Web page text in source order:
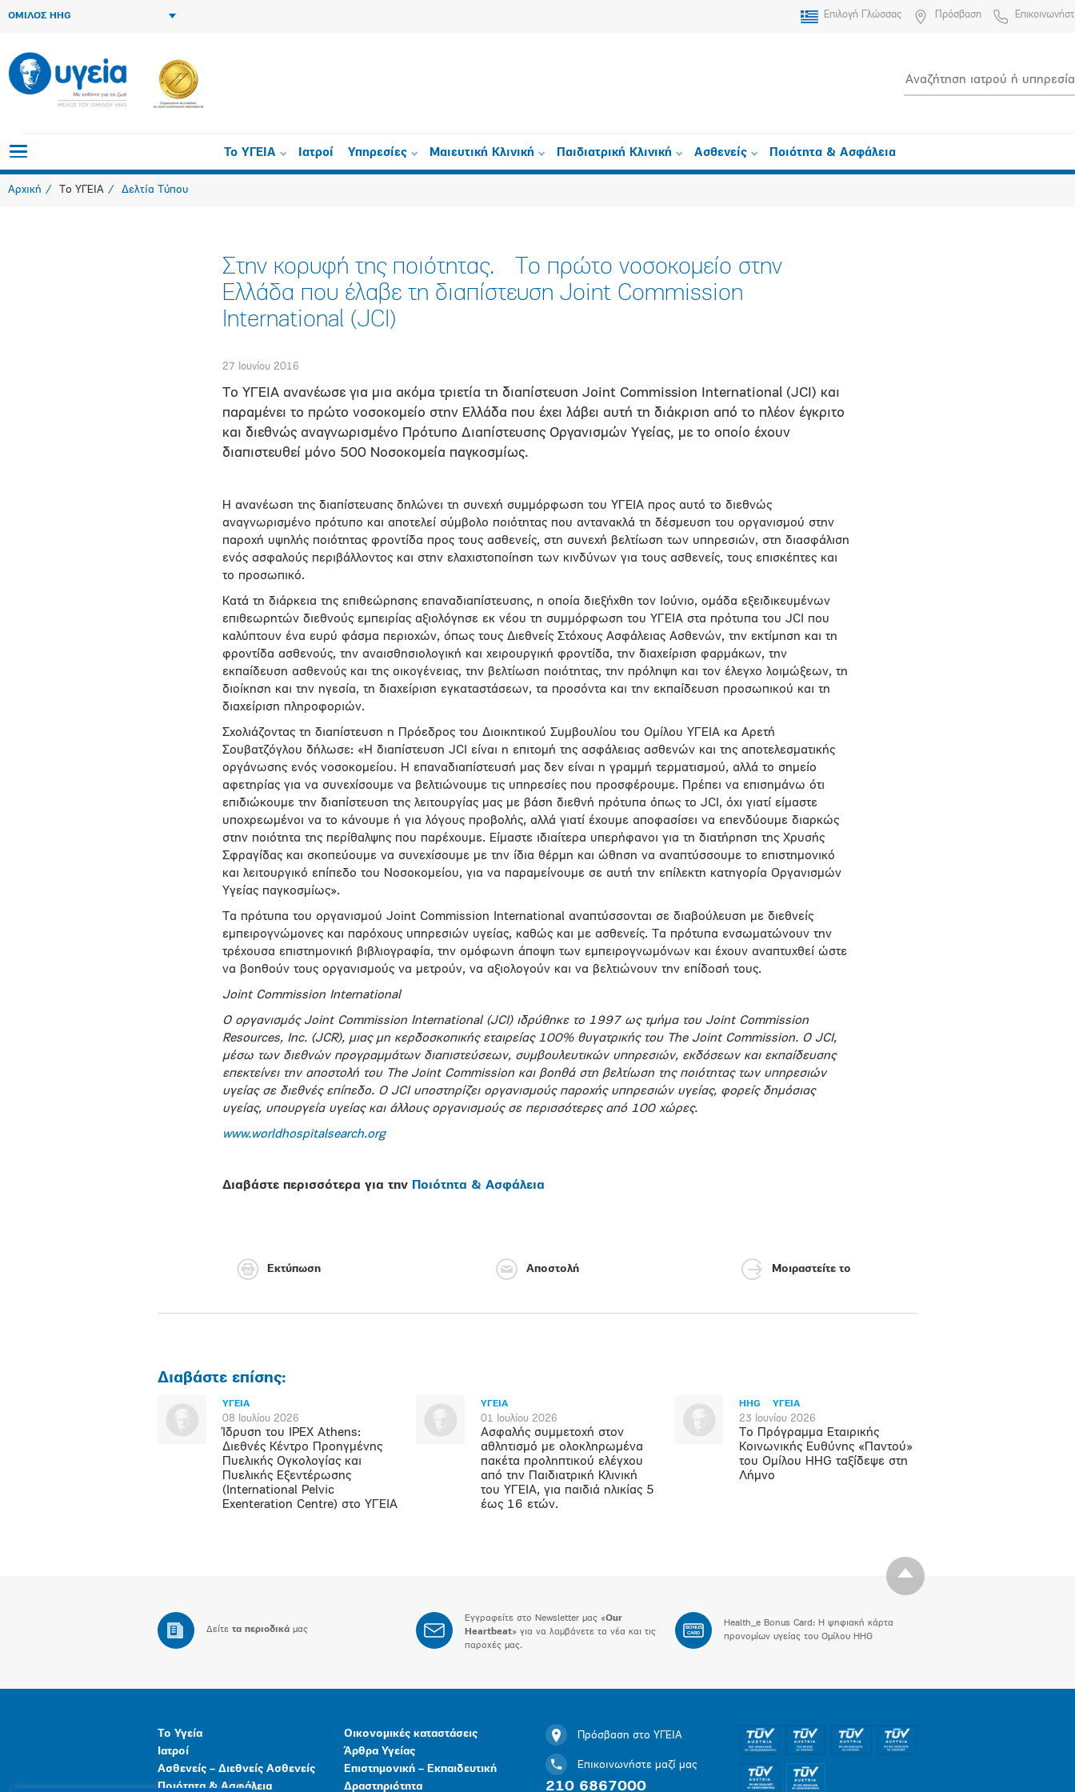
ΟΜΙΛΟΣ HHG Επιλογή Γλώσσας Πρόσβαση
Το ΥΓΕΙΑ Ιατροί Υπηρεσίες Μαιευτική Κλινική Παιδιατρική Κλινική Ασθενείς Ποιότητα & Ασφάλεια
Αρχική Το ΥΓΕΙΑ Δελτία Τύπου
Στην κορυφή της ποιότητας. Το πρώτο νοσοκομείο στην
Ελλάδα που έλαβε τη διαπίστευση Joint Commission
International (JCI)
27 Ιουνίου 2016
Tο ΥΓΕΙΑ ανανέωσε για μια ακόμα τριετία τη διαπίστευση Joint Commission International (JCI) και
παραμένει το πρώτο νοσοκομείο στην Ελλάδα που έχει λάβει αυτή τη διάκριση από το πλέον έγκριτο
και διεθνώς αναγνωρισμένο Πρότυπο Διαπίστευσης Οργανισμών Υγείας, με το οποίο έχουν
διαπιστευθεί μόνο 500 Νοσοκομεία παγκοσμίως.
Η ανανέωση της διαπίστευσης δηλώνει τη συνεχή συμμόρφωση του ΥΓΕΙΑ προς αυτό το διεθνώς
αναγνωρισμένο πρότυπο και αποτελεί σύμβολο ποιότητας που αντανακλά τη δέσμευση του οργανισμού στην
παροχή υψηλής ποιότητας φροντίδα προς τους ασθενείς, στη συνεχή βελτίωση των υπηρεσιών, στη διασφάλιση
ενός ασφαλούς περιβάλλοντος και στην ελαχιστοποίηση των κινδύνων για τους ασθενείς, τους επισκέπτες και
το προσωπικό.
Κατά τη διάρκεια της επιθεώρησης επαναδιαπίστευσης, η οποία διεξήχθη τον Ιούνιο, ομάδα εξειδικευμένων
επιθεωρητών διεθνούς εμπειρίας αξιολόγησε εκ νέου τη συμμόρφωση του ΥΓΕΙΑ στα πρότυπα του JCI που
καλύπτουν ένα ευρύ φάσμα περιοχών, όπως τους Διεθνείς Στόχους Ασφάλειας Ασθενών, την εκτίμηση και τη
φροντίδα ασθενούς, την αναισθησιολογική και χειρουργική φροντίδα, την διαχείριση φαρμάκων, την
εκπαίδευση ασθενούς και της οικογένειας, την βελτίωση ποιότητας, την πρόληψη και τον έλεγχο λοιμώξεων, τη
διοίκηση και την ηγεσία, τη διαχείριση εγκαταστάσεων, τα προσόντα και την εκπαίδευση προσωπικού και τη
διαχείριση πληροφοριών.
Σχολιάζοντας τη διαπίστευση η Πρόεδρος του Διοικητικού Συμβουλίου του Ομίλου ΥΓΕΙΑ κα Αρετή
Σουβατζόγλου δήλωσε: «Η διαπίστευση JCI είναι η επιτομή της ασφάλειας ασθενών και της αποτελεσματικής
οργάνωσης ενός νοσοκομείου. Η επαναδιαπίστευσή μας δεν είναι η γραμμή τερματισμού, αλλά το σημείο
αφετηρίας για να συνεχίσουμε να βελτιώνουμε τις υπηρεσίες που προσφέρουμε. Πρέπει να επισημάνω ότι
επιδιώκουμε την διαπίστευση της λειτουργίας μας με βάση διεθνή πρότυπα όπως το JCI, όχι γιατί είμαστε
υποχρεωμένοι να το κάνουμε ή για λόγους προβολής, αλλά γιατί έχουμε αποφασίσει να επενδύουμε διαρκώς
στην ποιότητα της περίθαλψης που παρέχουμε. Είμαστε ιδιαίτερα υπερήφανοι για τη διατήρηση της Χρυσής
Σφραγίδας και σκοπεύουμε να συνεχίσουμε με την ίδια θέρμη και ώθηση να αναπτύσσουμε το επιστημονικό
και λειτουργικό επίπεδο του Νοσοκομείου, για να παραμείνουμε σε αυτή την επίλεκτη κατηγορία Οργανισμών
Υγείας παγκοσμίως».
Τα πρότυπα του οργανισμού Joint Commission International αναπτύσσονται σε διαβούλευση με διεθνείς
εμπειρογνώμονες και παρόχους υπηρεσιών υγείας, καθώς και με ασθενείς. Τα πρότυπα ενσωματώνουν την
τρέχουσα επιστημονική βιβλιογραφία, την ομόφωνη άποψη των εμπειρογνωμόνων και έχουν αναπτυχθεί ώστε
να βοηθούν τους οργανισμούς να μετρούν, να αξιολογούν και να βελτιώνουν την επίδοσή τους.
Joint Commission International
Ο οργανισμός Joint Commission International (JCI) ιδρύθηκε το 1997 ως τμήμα του Joint Commission
Resources, Inc. (JCR), μιας μη κερδοσκοπικής εταιρείας 100% θυγατρικής του The Joint Commission. Ο JCI,
μέσω των διεθνών προγραμμάτων διαπιστεύσεων, συμβουλευτικών υπηρεσιών, εκδόσεων και εκπαίδευσης
επεκτείνει την αποστολή του The Joint Commission και βοηθά στη βελτίωση της ποιότητας των υπηρεσιών
υγείας σε διεθνές επίπεδο. Ο JCI υποστηρίζει οργανισμούς παροχής υπηρεσιών υγείας, φορείς δημόσιας
υγείας, υπουργεία υγείας και άλλους οργανισμούς σε περισσότερες από 100 χώρες.
www.worldhospitalsearch.org
Διαβάστε περισσότερα για την Ποιότητα & Ασφάλεια
Εκτύπωση Αποστολή Μοιραστείτε το
Διαβάστε επίσης:
ΥΓΕΙΑ
08 Ιουλίου 2026
Ίδρυση του IPEX Athens:
Διεθνές Κέντρο Προηγμένης
Πυελικής Ογκολογίας και
Πυελικής Εξεντέρωσης
(International Pelvic
Exenteration Centre) στο ΥΓΕΙΑ
ΥΓΕΙΑ
01 Ιουλίου 2026
Ασφαλής συμμετοχή στον
αθλητισμό με ολοκληρωμένα
πακέτα προληπτικού ελέγχου
από την Παιδιατρική Κλινική
του ΥΓΕΙΑ, για παιδιά ηλικίας 5
έως 16 ετών.
HHG ΥΓΕΙΑ
23 Ιουνίου 2026
Το Πρόγραμμα Εταιρικής
Κοινωνικής Ευθύνης «Παντού»
του Ομίλου HHG ταξίδεψε στη
Λήμνο
Δείτε τα περιοδικά μας
Εγγραφείτε στο Newsletter μας «Our
Heartbeat» για να λαμβάνετε τα νέα και τις
παροχές μας.
BONUS
CARD
Health_e Bonus Card: H ψηφιακή κάρτα
προνομίων υγείας του Ομίλου HHG
Το Υγεία
Ιατροί
Ασθενείς – Διεθνείς Ασθενείς
Ποιότητα & Ασφάλεια
Οικονομικές καταστάσεις
Άρθρα Υγείας
Επιστημονική – Εκπαιδευτική
Δραστηριότητα
Πρόσβαση στο ΥΓΕΙΑ
Επικοινωνήστε μαζί μας
210 6867000